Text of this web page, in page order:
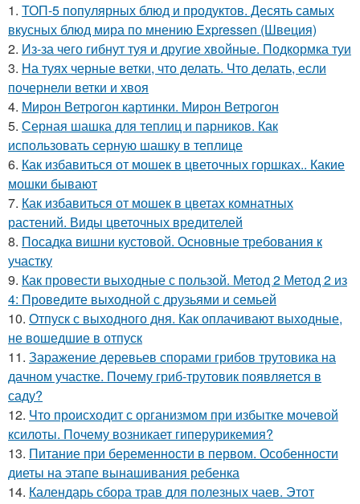
1. ТОП-5 популярных блюд и продуктов. Десять самых
вкусных блюд мира по мнению Expressen (Швеция)
2. Из-за чего гибнут туя и другие хвойные. Подкормка туи
3. На туях черные ветки, что делать. Что делать, если
почернели ветки и хвоя
4. Мирон Ветрогон картинки. Мирон Ветрогон
5. Серная шашка для теплиц и парников. Как
использовать серную шашку в теплице
6. Как избавиться от мошек в цветочных горшках.. Какие
мошки бывают
7. Как избавиться от мошек в цветах комнатных
растений. Виды цветочных вредителей
8. Посадка вишни кустовой. Основные требования к
участку
9. Как провести выходные с пользой. Метод 2 Метод 2 из
4: Проведите выходной с друзьями и семьей
10. Отпуск с выходного дня. Как оплачивают выходные,
не вошедшие в отпуск
11. Заражение деревьев спорами грибов трутовика на
дачном участке. Почему гриб-трутовик появляется в
саду?
12. Что происходит с организмом при избытке мочевой
ксилоты. Почему возникает гиперурикемия?
13. Питание при беременности в первом. Особенности
диеты на этапе вынашивания ребенка
14. Календарь сбора трав для полезных чаев. Этот